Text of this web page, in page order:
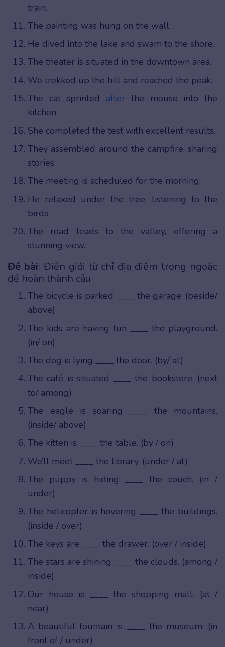
train.
The painting was hung on the wall.
He dived into the lake and swam to the shore.
The theater is situated in the downtown area.
We trekked up the hill and reached the peak.
The cat sprinted after the mouse into the
kitchen.
She completed the test with excellent results.
They assembled around the campfire, sharing
stories.
The meeting is scheduled for the morning.
He relaxed under the tree, listening to the
birds.
The road leads to the valley, offering a
stunning view.
Đề bài: Điền giới từ chỉ địa điểm trong ngoặc
để hoàn thành câu
The bicycle is parked ____ the garage. (beside/
above)
The kids are having fun ____ the playground.
(in/ on)
The dog is lying ____ the door. (by/ at)
The café is situated ____ the bookstore. (next
to/ among)
The eagle is soaring ____ the mountains.
(inside/ above)
The kitten is ____ the table. (by / on)
We’ll meet ____ the library. (under / at)
The puppy is hiding ____ the couch. (in /
under)
The helicopter is hovering ____ the buildings.
(inside / over)
The keys are ____ the drawer. (over / inside)
The stars are shining ____ the clouds. (among /
inside)
Our house is ____ the shopping mall. (at /
near)
A beautiful fountain is ____ the museum. (in
front of / under)